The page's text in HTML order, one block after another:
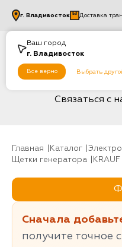
Ваш город
г. Владивосток
Все верно Выбрать
г. Владивосток Доставка
Связаться с
Главная Каталог
Щетки генератора
KRAUF
Сначала
получите точное